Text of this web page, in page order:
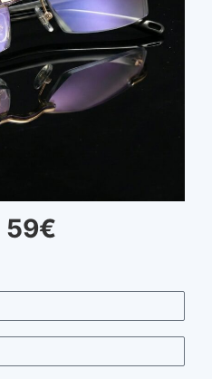
59€